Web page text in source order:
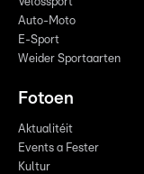
Vëlossport
Auto-Moto
E-Sport
Weider Sportaarten
Fotoen
Aktualitéit
Events a Fester
Kultur